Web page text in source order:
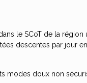
le SCoT de la
descentes par jour
modes doux non